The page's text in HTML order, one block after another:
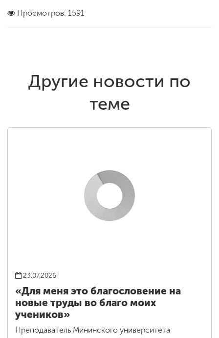
Просмотров: 1591
Другие новости по
теме
23.07.2026
«Для меня это благословение на
новые труды во благо моих
учеников»